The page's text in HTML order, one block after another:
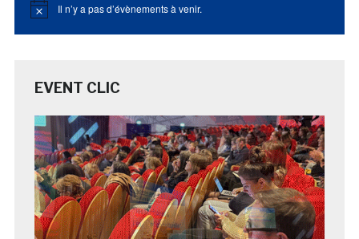
Notice Il n’y a pas d’évènements à venir.
EVENT CLIC